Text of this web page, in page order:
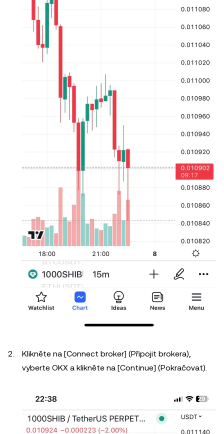
Klikněte na [Connect broker] (Připojit brokera),
vyberte OKX a klikněte na [Continue] (Pokračovat).